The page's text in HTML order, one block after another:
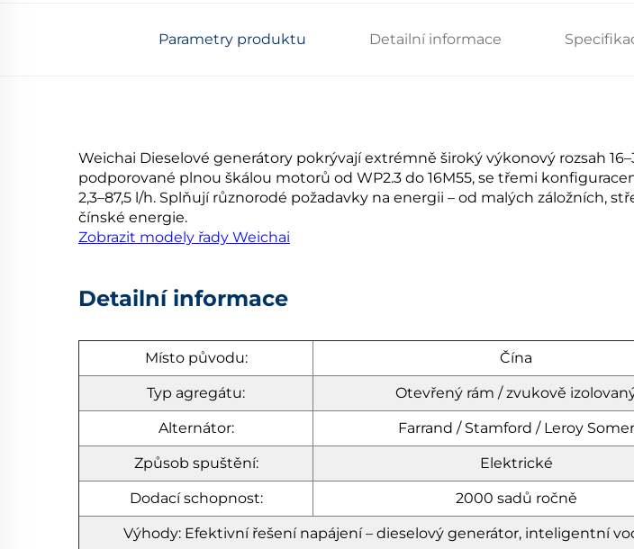
Parametry produktu Detailní informace
Weichai Dieselové generátory pokrývají extrémně široký výkonový rozsah
podporované plnou škálou motorů od WP2.3 do 16M55, se třemi
2,3–87,5 l/h. Splňují různorodé požadavky na energii – od malých záložních,
čínské energie.
Zobrazit modely řady Weichai
Detailní informace
Místo původu: Čína
Typ agregátu: Otevřený rám / zvukově
Alternátor: Farrand / Stamford / Leroy Somer
Způsob spuštění: Elektrické
Dodací schopnost: 2000 sadů ročně
Výhody: Efektivní řešení napájení – dieselový generátor, inteligentní